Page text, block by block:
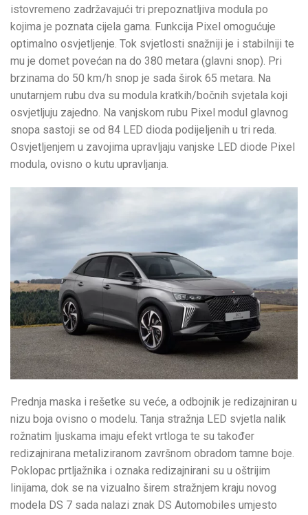
istovremeno zadržavajući tri prepoznatljiva modula po
kojima je poznata cijela gama. Funkcija Pixel omogućuje
optimalno osvjetljenje. Tok svjetlosti snažniji je i stabilniji te
mu je domet povećan na do 380 metara (glavni snop). Pri
brzinama do 50 km/h snop je sada širok 65 metara. Na
unutarnjem rubu dva su modula kratkih/bočnih svjetala koji
osvjetljuju zajedno. Na vanjskom rubu Pixel modul glavnog
snopa sastoji se od 84 LED dioda podijeljenih u tri reda.
Osvjetljenjem u zavojima upravljaju vanjske LED diode Pixel
modula, ovisno o kutu upravljanja.
Prednja maska i rešetke su veće, a odbojnik je redizajniran u
nizu boja ovisno o modelu. Tanja stražnja LED svjetla nalik
rožnatim ljuskama imaju efekt vrtloga te su također
redizajnirana metaliziranom završnom obradom tamne boje.
Poklopac prtljažnika i oznaka redizajnirani su u oštrijim
linijama, dok se na vizualno širem stražnjem kraju novog
modela DS 7 sada nalazi znak DS Automobiles umjesto